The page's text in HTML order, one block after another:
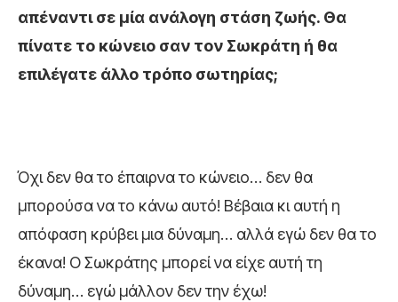
απέναντι σε μία ανάλογη στάση ζωής. Θα
πίνατε το κώνειο σαν τον Σωκράτη ή θα
επιλέγατε άλλο τρόπο σωτηρίας;
Όχι δεν θα το έπαιρνα το κώνειο… δεν θα
μπορούσα να το κάνω αυτό! Βέβαια κι αυτή η
απόφαση κρύβει μια δύναμη… αλλά εγώ δεν θα το
έκανα! Ο Σωκράτης μπορεί να είχε αυτή τη
δύναμη… εγώ μάλλον δεν την έχω!